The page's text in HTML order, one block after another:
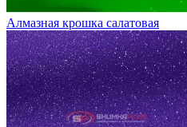
Алмазная крошка салатовая